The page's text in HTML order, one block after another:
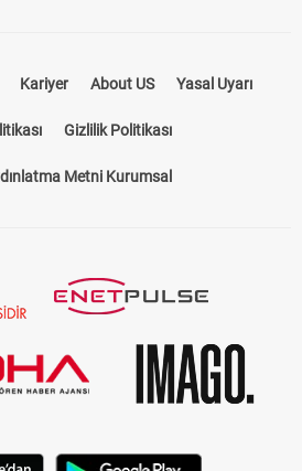
Kariyer About US Yasal Uyarı
Gizlilik Politikası
Metni Kurumsal